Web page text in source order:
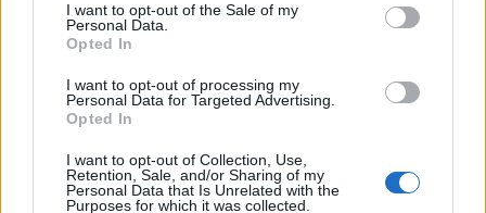
I want to opt-out of the Sale of my
Personal Data.
Opted In
I want to opt-out of processing my
Personal Data for Targeted Advertising.
Opted In
I want to opt-out of Collection, Use,
Retention, Sale, and/or Sharing of my
Personal Data that Is Unrelated with the
Purposes for which it was collected.
2013-04-22
Räkna ut när du blir miljonär
Not considering inflation